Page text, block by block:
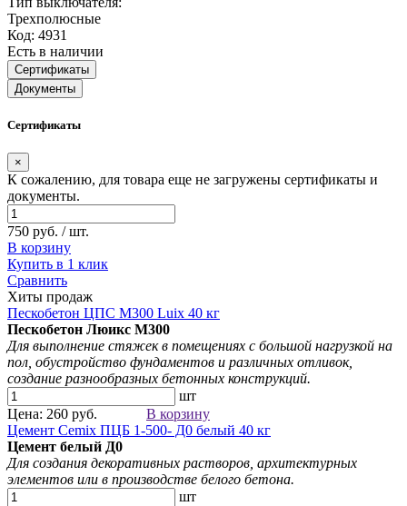
Трехполюсные
Код: 4931
Есть в наличии
Сертификаты
Документы
Сертификаты
×
К сожалению, для товара еще не загружены сертификаты и
документы.
750 руб. / шт.
В корзину
Купить в 1 клик
Сравнить
Хиты продаж
Пескобетон ЦПС М300 Luix 40 кг
Пескобетон Люикс М300
Для выполнение стяжек в помещениях с большой нагрузкой на
пол, обустройство фундаментов и различных отливок,
создание разнообразных бетонных конструкций.
шт
Цена: 260 руб.
В корзину
Цемент Cemix ПЦБ 1-500- Д0 белый 40 кг
Цемент белый Д0
Для создания декоративных растворов , архитектурных
элементов или в производстве белого бетона.
шт